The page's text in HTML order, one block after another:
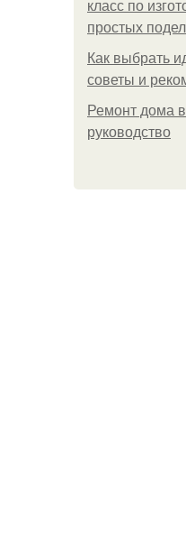
класс по
простых
Как выбрать
советы и
Ремонт дома
руководство